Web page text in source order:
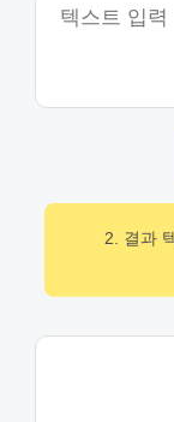
2. 결과